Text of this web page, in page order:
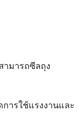
ามารถซีลถุง
ารใช้แรงงานและ